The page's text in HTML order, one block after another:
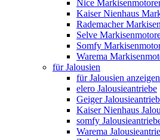
Nice
Kaiser Nienhaus
Rademacher
Selve
Somfy
Warema
für Jalousien
für Jalousien anzeigen
elero Jalousieantriebe
Geiger
Kaiser Nienhaus
somfy
Warema